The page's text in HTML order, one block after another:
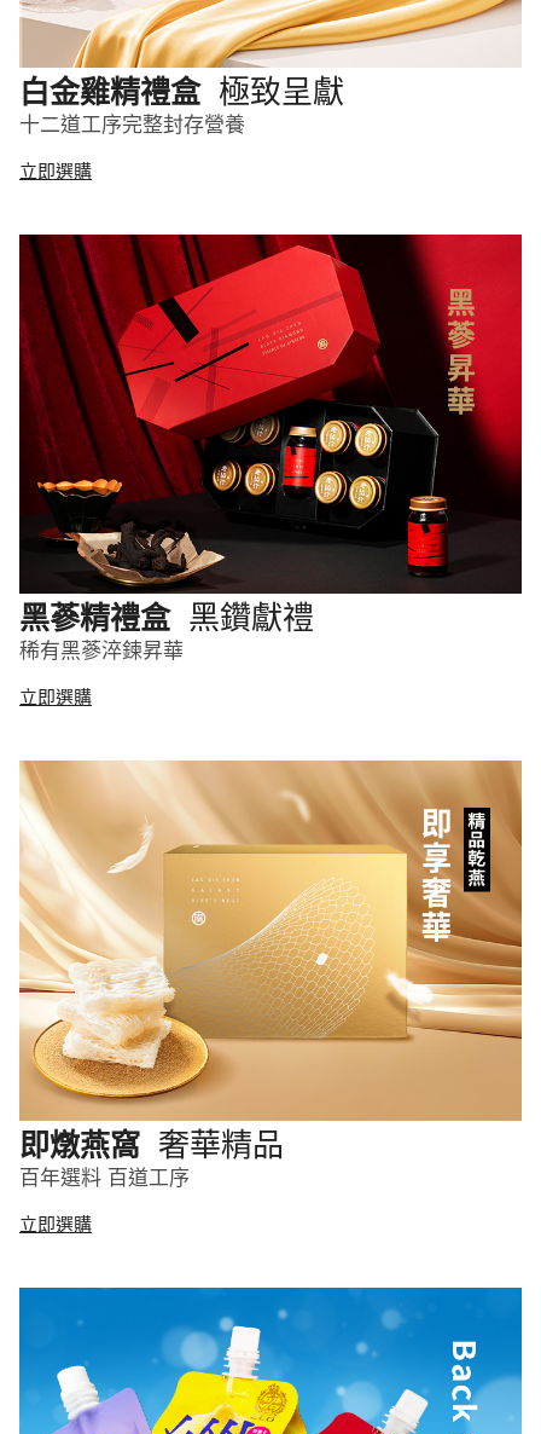
白金雞精禮盒 極致呈獻
十二道工序完整封存營養
立即選購
黑蔘精禮盒 黑鑽獻禮
稀有黑蔘淬鍊昇華
立即選購
即燉燕窩 奢華精品
百年選料 百道工序
立即選購